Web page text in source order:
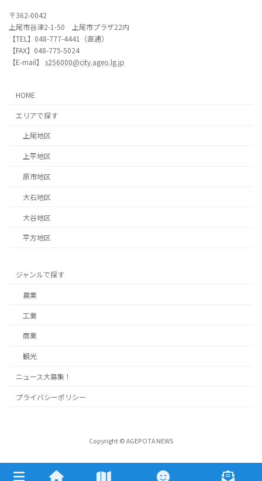
〒362-0042
上尾市谷津2-1-50 上尾市プラザ22内
【TEL】048-777-4441（直通）
【FAX】048-775-5024
【E-mail】 s256000@city.ageo.lg.jp
HOME
エリアで探す
上尾地区
上平地区
原市地区
大石地区
大谷地区
平方地区
ジャンルで探す
農業
工業
商業
観光
ニュース大募集！
プライバシーポリシー
Copyright © AGEPOTA NEWS